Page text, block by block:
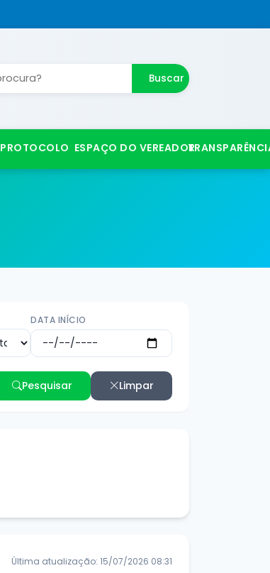
Buscar
PROTOCOLO ESPAÇO DO VEREADOR
DATA INÍCIO
Pesquisar Limpar
Última atualização: 15/07/2026 08:31